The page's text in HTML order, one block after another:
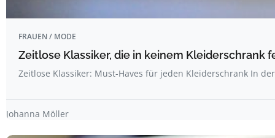
FRAUEN / MODE
Zeitlose Klassiker, die in keinem Kleiderschrank
Zeitlose Klassiker: Must-Haves für jeden Kleiderschrank In
Johanna Möller